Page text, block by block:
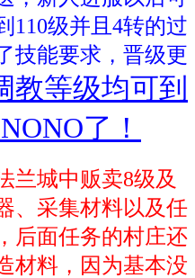
110级并且4转的过
技能要求，晋级更
教等级均可到
了！
兰城中贩卖8级及
、采集材料以及任
后面任务的村庄还
材料，因为基本没